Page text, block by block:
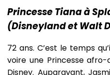
Princesse Tiana à
(Disneyland et Walt
72 ans. C’est le temps
voire une Princesse
Disney. Auparavant,